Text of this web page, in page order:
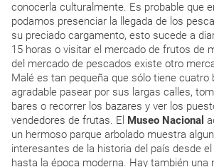
conocerla culturalmente. Es probable que
podamos presenciar la llegada de los
su preciado cargamento, esto sucede a
15 horas o visitar el mercado de frutos de
del mercado de pescados existe otro
Malé es tan pequeña que sólo tiene cuatro
agradable pasear por sus largas calles,
bares o recorrer los bazares y ver los
vendedores de frutas. El Museo Nacional
un hermoso parque arbolado muestra
interesantes de la historia del país desde
hasta la época moderna. Hay también una